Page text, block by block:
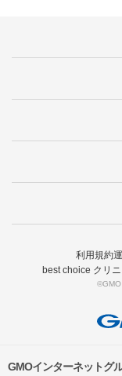
利用規約
best choice クリ
©GMO
GMOインターネットグ